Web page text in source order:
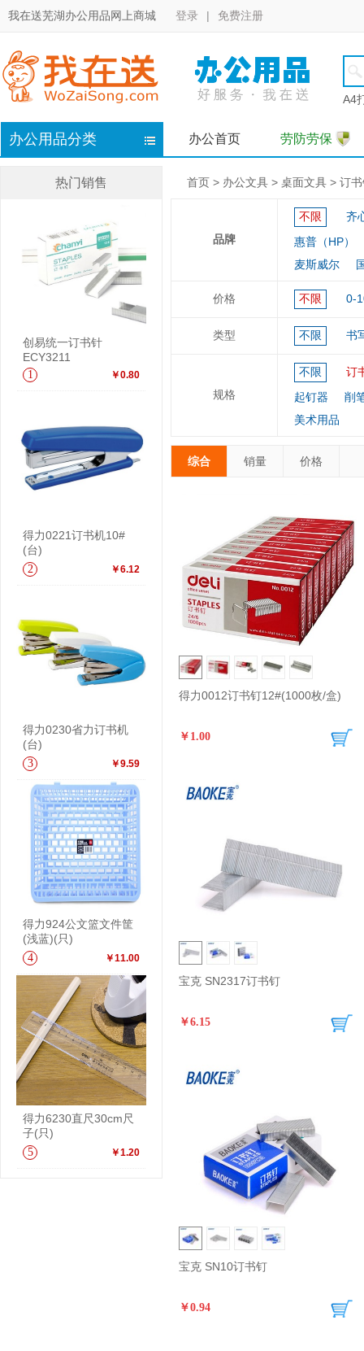
我在送芜湖办公用品网上商城 登录 | 免费注册
A4
办公用品分类 办公首页 劳防劳保
热门销售
创易统一订书针
ECY3211
￥0.80
1
得力0221订书机10#
(台)
￥6.12
2
得力0230省力订书机
(台)
￥9.59
3
得力924公文篮文件筐
(浅蓝)(只)
￥11.00
4
得力6230直尺30cm尺
子(只)
￥1.20
5
首页 > 办公文具 > 桌面文具 > 订
品牌
不限
齐
惠普（HP）
麦斯威尔
价格 不限 0-
类型 不限 书
规格
不限
订
起钉器
削
美术用品
综合 销量 价格
得力0012订书钉12#(1000枚/盒)
￥1.00
宝克 SN2317订书钉
￥6.15
宝克 SN10订书钉
￥0.94